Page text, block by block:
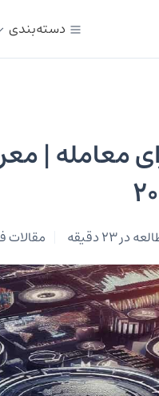
دسته‌بندی
معامله |
در 23 دقیقه مقالات